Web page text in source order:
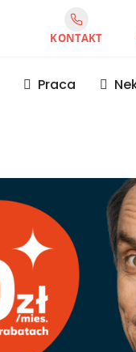
KONTAKT
Praca